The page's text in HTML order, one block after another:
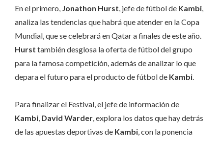
En el primero, Jonathon Hurst , jefe de fútbol de Kambi
analiza las tendencias que habrá que atender en la Copa
Mundial, que se celebrará en Qatar a finales de este año.
Hurst también desglosa la oferta de fútbol del grupo
para la famosa competición, además de analizar lo que
depara el futuro para el producto de fútbol de Kambi
Para finalizar el Festival, el jefe de información de
Kambi David Warder , explora los datos que hay detrás
de las apuestas deportivas de Kambi , con la ponencia